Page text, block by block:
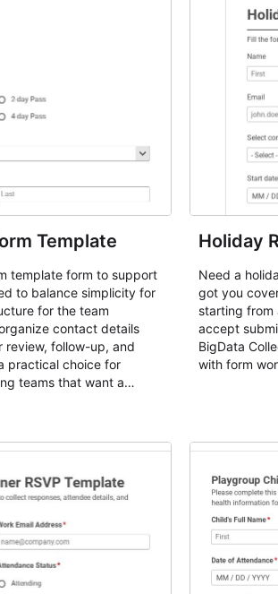
Template
template form to support
to balance simplicity for
for the team
contact details
review, follow-up, and
practical choice for
teams that want a
business event
can evaluate
and maintain cleaner
Holiday
Need a
got you
starting from
accept
BigData
with form